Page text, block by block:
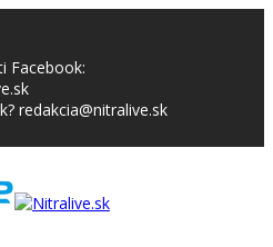
Facebook:
redakcia@nitralive.sk